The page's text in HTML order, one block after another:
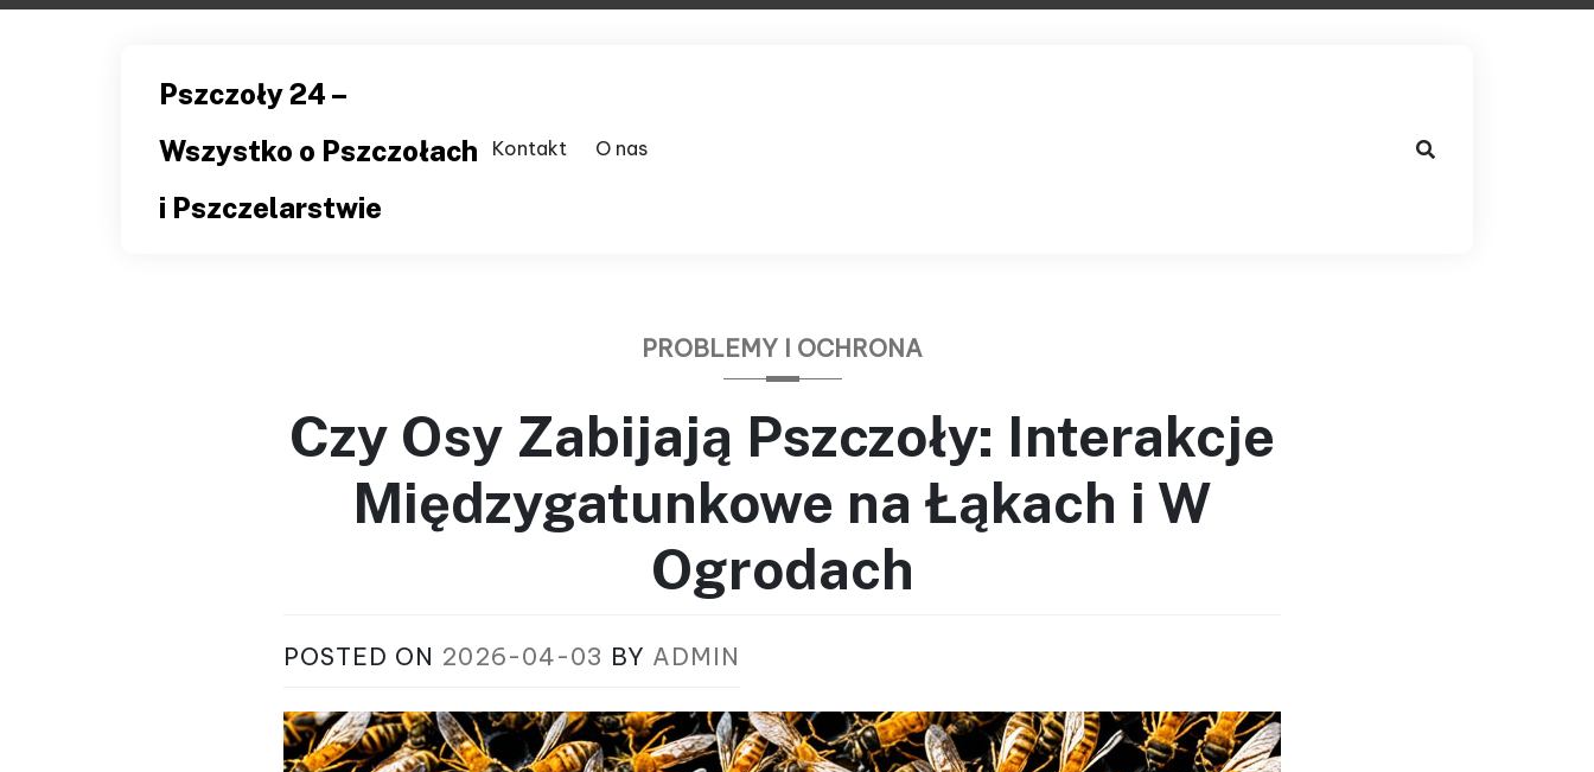
Skip
Pszczoły 24 –
Wszystko o Pszczołach
i Pszczelarstwie
Kontakt O nas
PROBLEMY I OCHRONA
Czy Osy Zabijają Pszczoły: Interakcje
Międzygatunkowe na Łąkach i W
Ogrodach
POSTED ON 2026-04-03 BY ADMIN